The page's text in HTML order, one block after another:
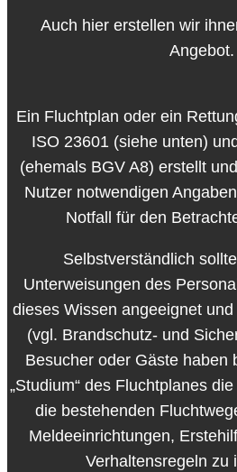
Auch hier erstellen wir
Angebot.
Ein Fluchtplan oder ein
ISO 23601 (siehe unten)
(ehemals BGV A8) erstellt
Nutzer notwendigen
Notfall für den
Selbstverständlich
Unterweisungen des
dieses Wissen angeeignet
(vgl. Brandschutz- und
Besucher oder Gäste haben
„Studium“ des Fluchtplanes
die bestehenden
Meldeeinrichtungen,
Verhaltensregeln zu